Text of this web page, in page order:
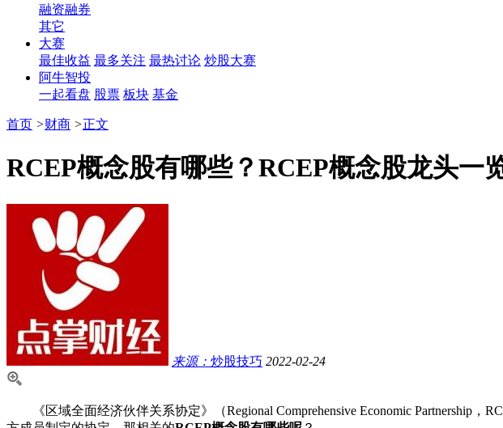
融资融券
其它
大赛
最佳收益 最多关注 最热讨论 炒股大赛
阿牛智投
一起看盘 股票 板块 基金
首页 >财商 >正文
RCEP概念股有哪些？RCEP概念股龙头一
来源： 炒股技巧 2022-02-24
《区域全面经济伙伴关系协定》（Regional Comprehensive Economic Partnership，